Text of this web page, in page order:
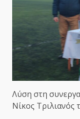
Λύση στη
Νίκος Τριλιανός